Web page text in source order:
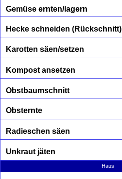
Gemüse ernten/lagern
Hecke schneiden (Rückschnitt)
Karotten säen/setzen
Kompost ansetzen
Obstbaumschnitt
Obsternte
Radieschen säen
Unkraut jäten
Haus